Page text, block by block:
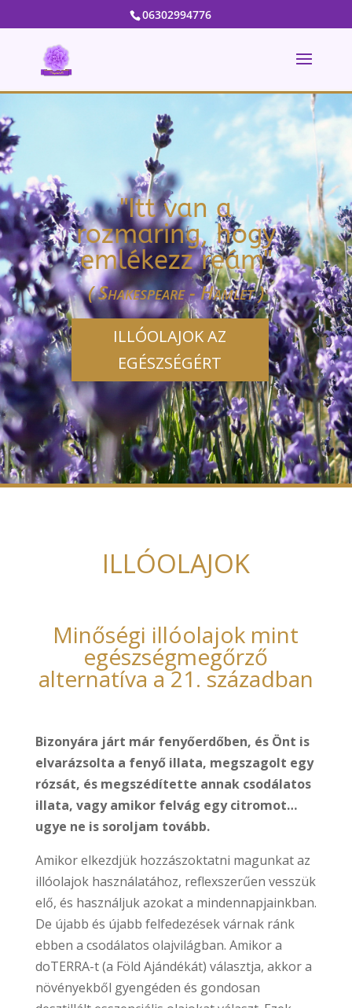
06302994776
"Itt van a
rozmaring, hogy
emlékezz reám"
( Shakespeare - Hamlet )
ILLÓOLAJOK AZ
EGÉSZSÉGÉRT
ILLÓOLAJOK
Minőségi illóolajok mint
egészségmegőrző
alternatíva a 21. században
Bizonyára járt már fenyőerdőben, és Önt is
elvarázsolta a fenyő illata, megszagolt egy
rózsát, és megszédítette annak csodálatos
illata, vagy amikor felvág egy citromot…
ugye ne is soroljam tovább.
Amikor elkezdjük hozzászoktatni magunkat az
illóolajok használatához, reflexszerűen vesszük
elő, és használjuk azokat a mindennapjainkban.
De újabb és újabb felfedezések várnak ránk
ebben a csodálatos olajvilágban. Amikor a
doTERRA-t (a Föld Ajándékát) választja, akkor a
növényekből gyengéden és gondosan